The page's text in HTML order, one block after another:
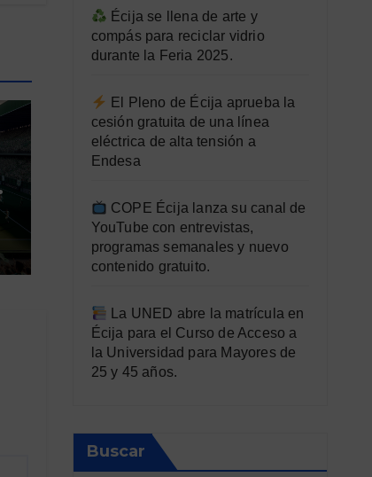
Écija se llena de arte y
compás para reciclar vidrio
durante la Feria 2025.
El Pleno de Écija aprueba la
cesión gratuita de una línea
eléctrica de alta tensión a
Endesa
COPE Écija lanza su canal de
YouTube con entrevistas,
programas semanales y nuevo
contenido gratuito.
La UNED abre la matrícula en
Écija para el Curso de Acceso a
la Universidad para Mayores de
25 y 45 años.
Buscar